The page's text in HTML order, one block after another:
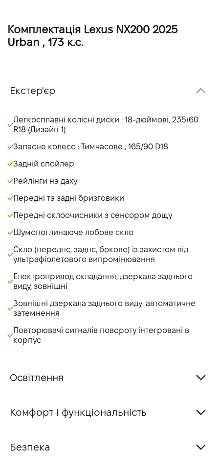
Комплектація Lexus NX200 2025
Urban , 173 к.с.
Екстер'єр
Легкосплавні колісні диски : 18-дюймові, 235/60
R18 (Дизайн 1)
Запасне колесо : Тимчасове , 165/90 D18
Задній спойлер
Рейлінги на даху
Передні та задні бризговики
Передні склоочисники з сенсором дощу
Шумопоглинаюче лобове скло
Скло (переднє, заднє, бокове) із захистом від
ультрафіолетового випромінювання
Електропривод складання, дзеркала заднього
виду, зовнішні
Зовнішні дзеркала заднього виду: автоматичне
затемнення
Повторювачі сигналів повороту інтегровані в
корпус
Освітлення
Комфорт і функціональність
Безпека